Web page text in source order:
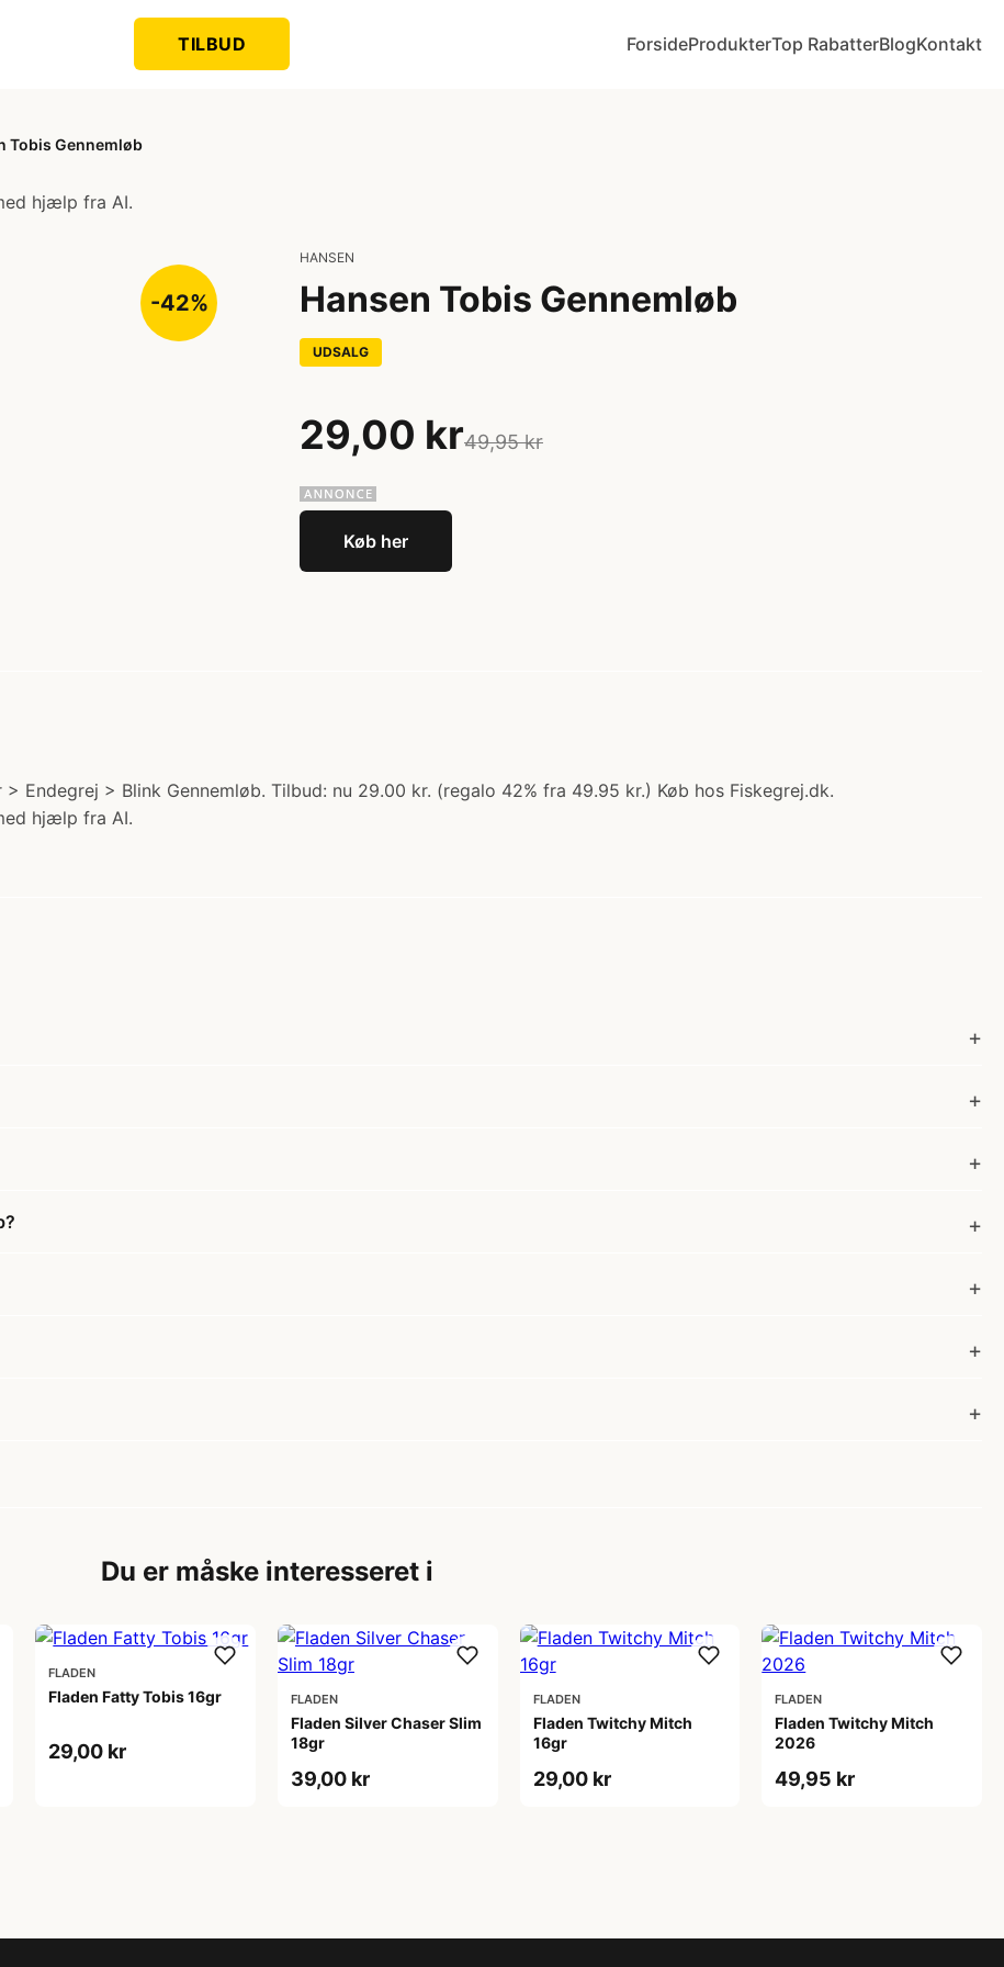
TILBUD ForsideProdukterTop RabatterBlogKontakt
Tobis Gennemløb
hjælp fra AI.
-42%
HANSEN
Hansen Tobis Gennemløb
UDSALG
29,00 kr49,95 kr
Køb her
Endegrej > Blink Gennemløb. Tilbud: nu 29.00 kr. (regalo 42% fra 49.95 kr.) Køb hos Fiskegrej.dk.
hjælp fra AI.
Du er måske interesseret i
FLADEN
Fladen Fatty Tobis 16gr
29,00 kr
FLADEN
Fladen Silver Chaser Slim
18gr
39,00 kr
FLADEN
Fladen Twitchy Mitch
16gr
29,00 kr
FLADEN
Fladen Twitchy Mitch
2026
49,95 kr